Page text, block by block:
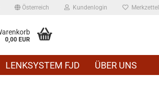
Österreich Kundenlogin Merkzettel
0,00 EUR
LENKSYSTEM FJD ÜBER UNS